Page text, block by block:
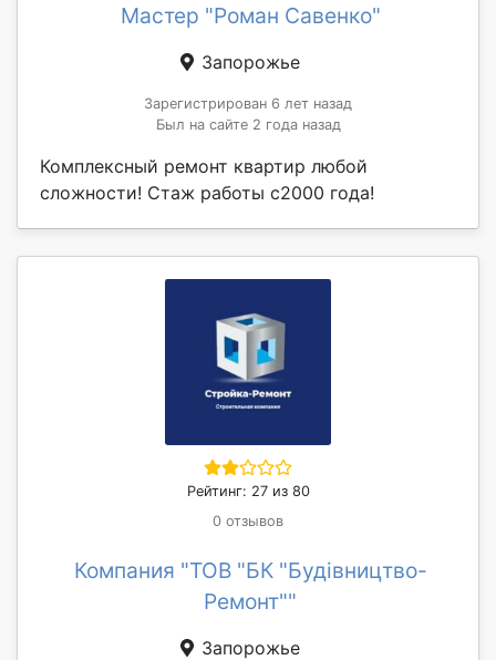
Мастер "Роман Савенко"
Запорожье
Зарегистрирован 6 лет назад
Был на сайте 2 года назад
Комплексный ремонт квартир любой
сложности! Стаж работы с2000 года!
Рейтинг: 27 из 80
0 отзывов
Компания "ТОВ "БК "Будівництво-
Ремонт""
Запорожье